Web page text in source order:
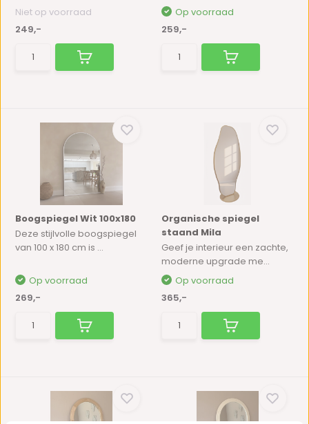
Niet op voorraad
249,-
Op voorraad
259,-
Boogspiegel Wit 100x180
Deze stijlvolle boogspiegel
van 100 x 180 cm is ...
Op voorraad
269,-
Organische spiegel
staand Mila
Geef je interieur een zachte,
moderne upgrade me...
Op voorraad
365,-